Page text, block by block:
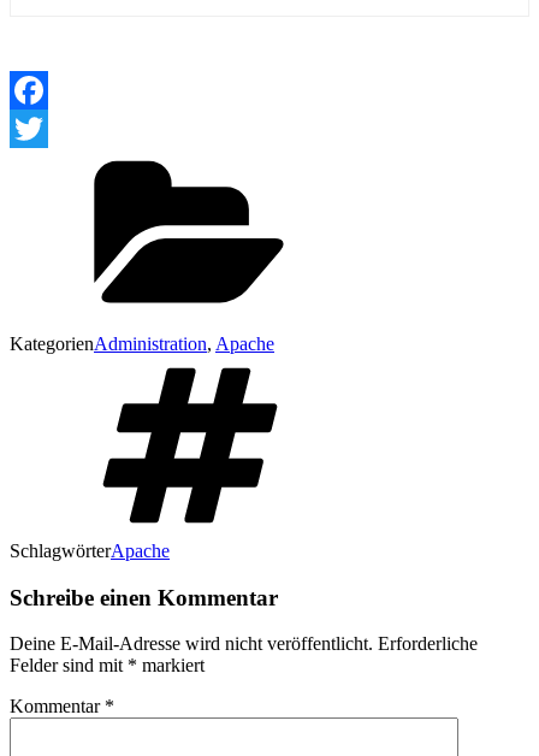
Facebook
KategorienAdministration, Apache
SchlagwörterApache
Schreibe einen Kommentar
Deine E-Mail-Adresse wird nicht veröffentlicht. Erforderliche
Felder sind mit * markiert
Kommentar *